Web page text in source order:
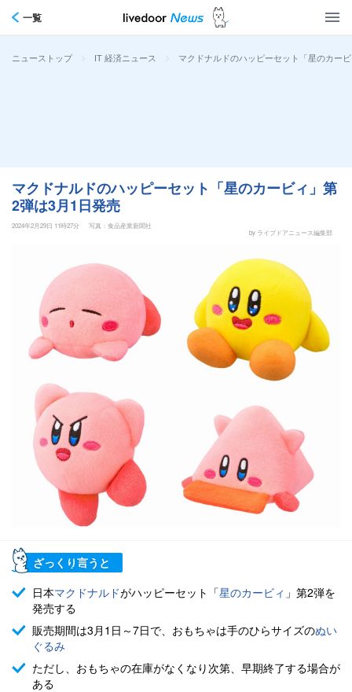
一覧
ニューストップ > IT 経済ニュース > マクドナルドのハッピーセット「星のカー
マクドナルドのハッピーセット「星のカービィ」第
2弾は3月1日発売
2024年2月29日 11時27分
写真：食品産業新聞社
by ライブドアニュース編集部
ざっくり言うと
日本マクドナルドがハッピーセット「星のカービィ 」第2弾を
発売する
販売期間は3月1日～7日で、おもちゃは手のひらサイズのぬい
ぐるみ
ただし、おもちゃの在庫がなくなり次第、早期終了する場合が
ある